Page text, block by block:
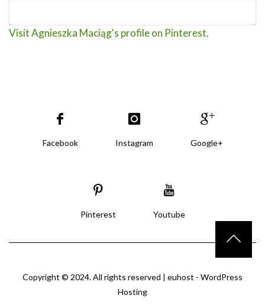
Visit Agnieszka Maciąg's profile on Pinterest.
Facebook Instagram Google+
Pinterest Youtube
Copyright © 2024. All rights reserved | euhost - WordPress
Hosting